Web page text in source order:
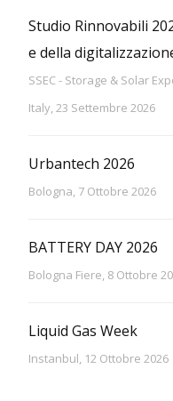
Studio Rinnovabili
e della
SSEC - Storage & Solar
Italy, 23 Settembre 2026
Urbantech 2026
Bologna, 7 Ottobre 2026
BATTERY DAY 2026
Bologna Fiere, 8 Ottobre
Liquid Gas Week
Instanbul, 12 Ottobre 2026